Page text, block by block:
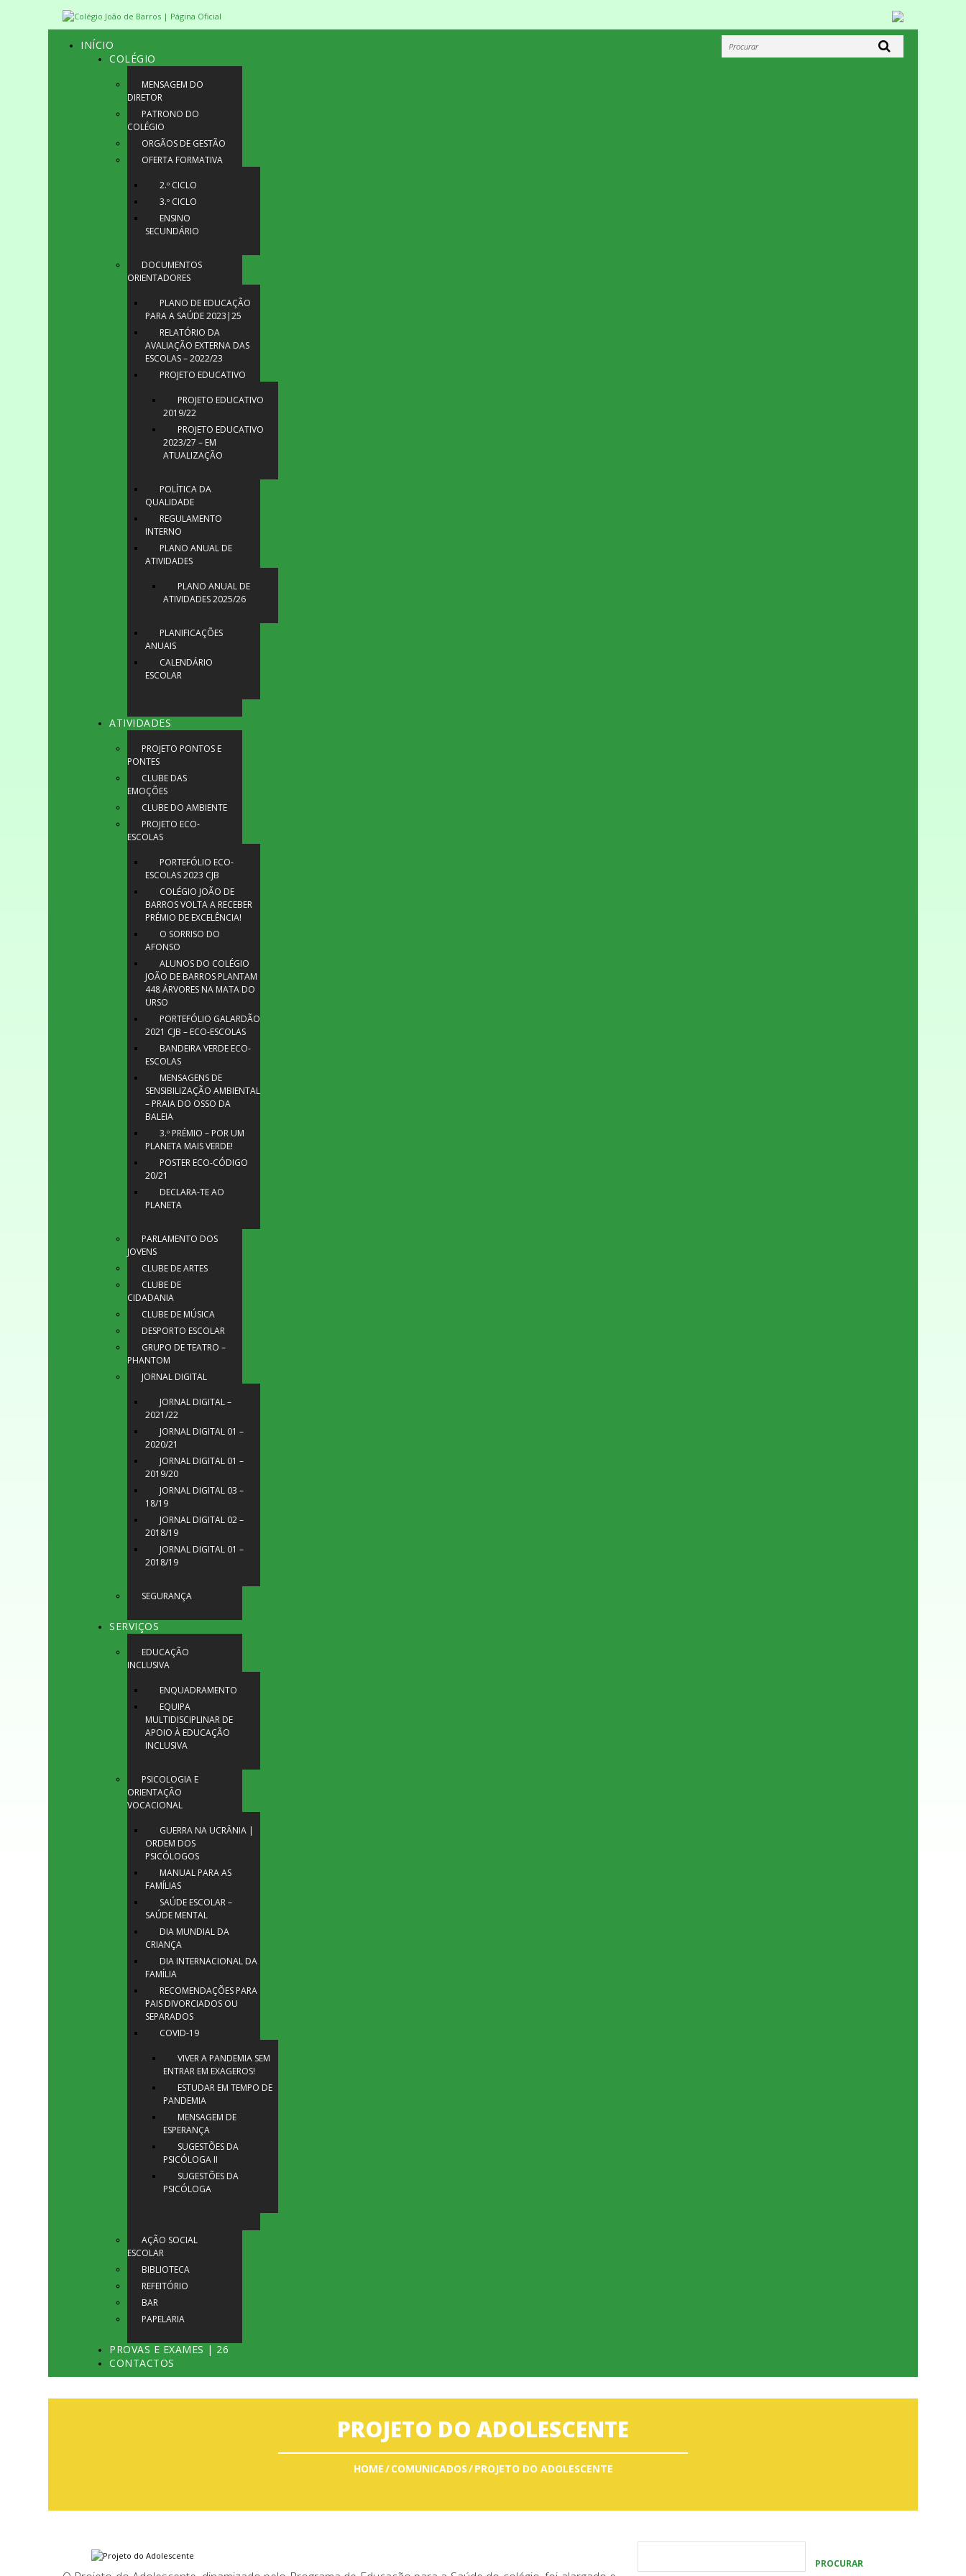
INÍCIO
COLÉGIO
MENSAGEM DO
DIRETOR
PATRONO DO
COLÉGIO
ORGÃOS DE GESTÃO
OFERTA FORMATIVA
2.º CICLO
3.º CICLO
ENSINO
SECUNDÁRIO
DOCUMENTOS
ORIENTADORES
PLANO DE EDUCAÇÃO
PARA A SAÚDE 2023|25
RELATÓRIO DA
AVALIAÇÃO EXTERNA DAS
ESCOLAS – 2022/23
PROJETO EDUCATIVO
PROJETO EDUCATIVO
2019/22
PROJETO EDUCATIVO
2023/27 – EM
ATUALIZAÇÃO
POLÍTICA DA
QUALIDADE
REGULAMENTO
INTERNO
PLANO ANUAL DE
ATIVIDADES
PLANO ANUAL DE
ATIVIDADES 2025/26
PLANIFICAÇÕES
ANUAIS
CALENDÁRIO
ESCOLAR
ATIVIDADES
PROJETO PONTOS E
PONTES
CLUBE DAS
EMOÇÕES
CLUBE DO AMBIENTE
PROJETO ECO-
ESCOLAS
PORTEFÓLIO ECO-
ESCOLAS 2023 CJB
COLÉGIO JOÃO DE
BARROS VOLTA A RECEBER
PRÉMIO DE EXCELÊNCIA!
O SORRISO DO
AFONSO
ALUNOS DO COLÉGIO
JOÃO DE BARROS PLANTAM
448 ÁRVORES NA MATA DO
URSO
PORTEFÓLIO GALARDÃO
2021 CJB – ECO-ESCOLAS
BANDEIRA VERDE ECO-
ESCOLAS
MENSAGENS DE
SENSIBILIZAÇÃO AMBIENTAL
– PRAIA DO OSSO DA
BALEIA
3.º PRÉMIO – POR UM
PLANETA MAIS VERDE!
POSTER ECO-CÓDIGO
20/21
DECLARA-TE AO
PLANETA
PARLAMENTO DOS
JOVENS
CLUBE DE ARTES
CLUBE DE
CIDADANIA
CLUBE DE MÚSICA
DESPORTO ESCOLAR
GRUPO DE TEATRO –
PHANTOM
JORNAL DIGITAL
JORNAL DIGITAL –
2021/22
JORNAL DIGITAL 01 –
2020/21
JORNAL DIGITAL 01 –
2019/20
JORNAL DIGITAL 03 –
18/19
JORNAL DIGITAL 02 –
2018/19
JORNAL DIGITAL 01 –
2018/19
SEGURANÇA
SERVIÇOS
EDUCAÇÃO
INCLUSIVA
ENQUADRAMENTO
EQUIPA
MULTIDISCIPLINAR DE
APOIO À EDUCAÇÃO
INCLUSIVA
PSICOLOGIA E
ORIENTAÇÃO
VOCACIONAL
GUERRA NA UCRÂNIA |
ORDEM DOS
PSICÓLOGOS
MANUAL PARA AS
FAMÍLIAS
SAÚDE ESCOLAR –
SAÚDE MENTAL
DIA MUNDIAL DA
CRIANÇA
DIA INTERNACIONAL DA
FAMÍLIA
RECOMENDAÇÕES PARA
PAIS DIVORCIADOS OU
SEPARADOS
COVID-19
VIVER A PANDEMIA SEM
ENTRAR EM EXAGEROS!
ESTUDAR EM TEMPO DE
PANDEMIA
MENSAGEM DE
ESPERANÇA
SUGESTÕES DA
PSICÓLOGA II
SUGESTÕES DA
PSICÓLOGA
AÇÃO SOCIAL
ESCOLAR
BIBLIOTECA
REFEITÓRIO
BAR
PAPELARIA
PROVAS E EXAMES | 26
CONTACTOS
PROJETO DO ADOLESCENTE
HOME COMUNICADOS PROJETO DO ADOLESCENTE